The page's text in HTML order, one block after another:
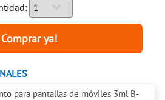
para pantallas de móviles 3ml B-